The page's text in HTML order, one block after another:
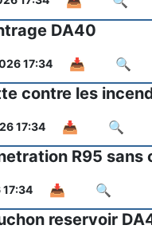
DA40
17:34 📥 🔍
contre les
17:34 📥 🔍
R95 sans
📥 🔍
reservoir